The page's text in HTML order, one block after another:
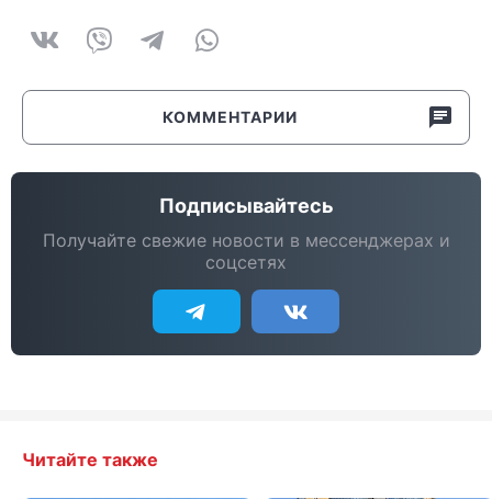
КОММЕНТАРИИ
Подписывайтесь
Получайте свежие новости в мессенджерах и
соцсетях
Читайте также